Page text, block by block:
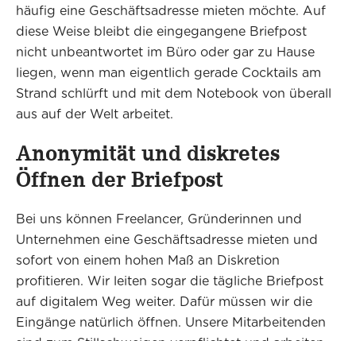
häufig eine Geschäftsadresse mieten möchte. Auf
diese Weise bleibt die eingegangene Briefpost
nicht unbeantwortet im Büro oder gar zu Hause
liegen, wenn man eigentlich gerade Cocktails am
Strand schlürft und mit dem Notebook von überall
aus auf der Welt arbeitet.
Anonymität und diskretes
Öffnen der Briefpost
Bei uns können Freelancer, Gründerinnen und
Unternehmen eine Geschäftsadresse mieten und
sofort von einem hohen Maß an Diskretion
profitieren. Wir leiten sogar die tägliche Briefpost
auf digitalem Weg weiter. Dafür müssen wir die
Eingänge natürlich öffnen. Unsere Mitarbeitenden